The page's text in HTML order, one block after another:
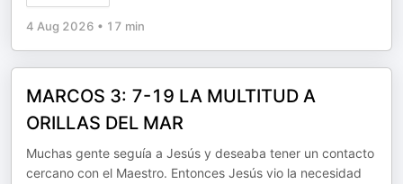
4 Aug 2026 • 17 min
MARCOS 3: 7-19 LA MULTITUD A
ORILLAS DEL MAR
Muchas gente seguía a Jesús y deseaba tener un contacto
cercano con el Maestro. Entonces Jesús vio la necesidad